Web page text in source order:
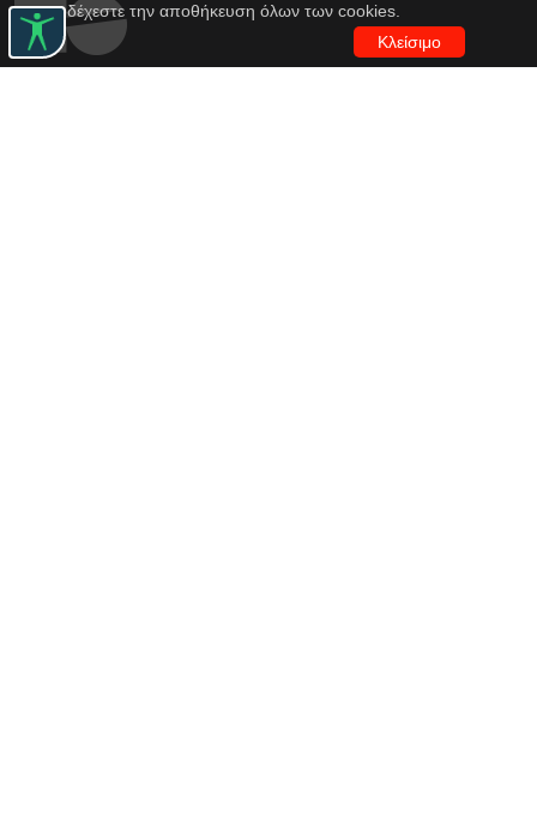
αποδέχεστε την αποθήκευση όλων των cookies.
Κλείσιμο